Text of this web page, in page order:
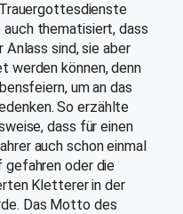
thematisiert, dass
sind, sie aber
werden können, denn
um an das
So erzählte
dass für einen
auch schon einmal
gefahren oder die
Kletterer in der
Das Motto des